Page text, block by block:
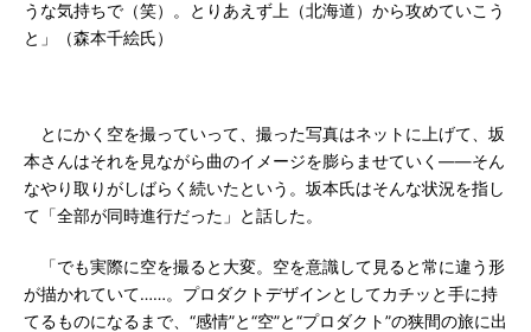
うな気持ちで（笑）。とりあえず上（北海道）から攻めていこう
と」（森本千絵氏）
とにかく空を撮っていって、撮った写真はネットに上げて、坂
本さんはそれを見ながら曲のイメージを膨らませていく――そん
なやり取りがしばらく続いたという。坂本氏はそんな状況を指し
て「全部が同時進行だった」と話した。
「でも実際に空を撮ると大変。空を意識して見ると常に違う形
が描かれていて……。プロダクトデザインとしてカチッと手に持
てるものになるまで、“感情”と“空”と“プロダクト”の狭間の旅に出